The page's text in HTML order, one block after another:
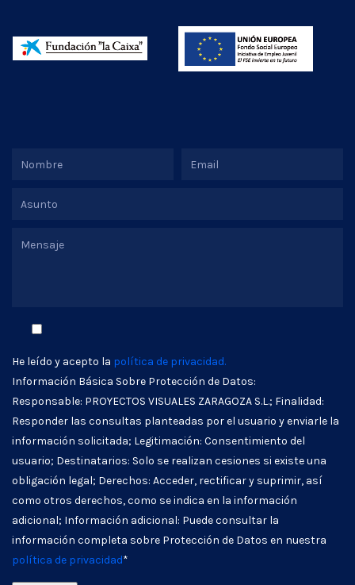
He leído y acepto la política de privacidad.
Información Básica Sobre Protección de Datos:
Responsable: PROYECTOS VISUALES ZARAGOZA S.L.; Finalidad:
Responder las consultas planteadas por el usuario y enviarle la
información solicitada; Legitimación: Consentimiento del
usuario; Destinatarios: Solo se realizan cesiones si existe una
obligación legal; Derechos: Acceder, rectificar y suprimir, así
como otros derechos, como se indica en la información
adicional; Información adicional: Puede consultar la
información completa sobre Protección de Datos en nuestra
política de privacidad*